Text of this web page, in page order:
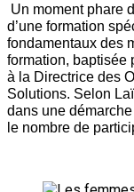
Un moment phare
d’une formation
fondamentaux des
formation, baptisée
à la Directrice des
Solutions. Selon
dans une
le nombre de